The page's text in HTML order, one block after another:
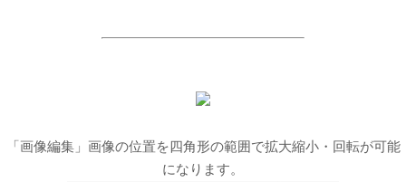
「画像編集」画像の位置を四角形の範囲で拡大縮小・回転が可能
になります。